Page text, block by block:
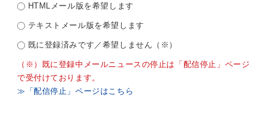
HTMLメール版を希望します
テキストメール版を希望します
既に登録済みです／希望しません（※）
（※）既に登録中メールニュースの停止は「配信停止」ページ
で受付けております。
≫「配信停止」ページはこちら